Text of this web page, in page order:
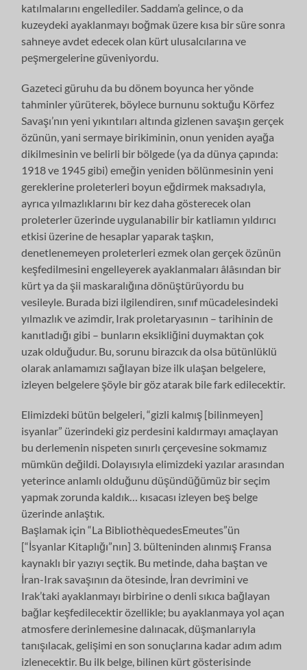
katılmalarını engellediler. Saddam’a gelince, o da
kuzeydeki ayaklanmayı boğmak üzere kısa bir süre sonra
sahneye avdet edecek olan kürt ulusalcılarına ve
peşmergelerine güveniyordu.
Gazeteci güruhu da bu dönem boyunca her yönde
tahminler yürüterek, böylece burnunu soktuğu Körfez
Savaşı’nın yeni yıkıntıları altında gizlenen savaşın gerçek
özünün, yani sermaye birikiminin, onun yeniden ayağa
dikilmesinin ve belirli bir bölgede (ya da dünya çapında:
1918 ve 1945 gibi) emeğin yeniden bölünmesinin yeni
gereklerine proleterleri boyun eğdirmek maksadıyla,
ayrıca yılmazlıklarını bir kez daha gösterecek olan
proleterler üzerinde uygulanabilir bir katliamın yıldırıcı
etkisi üzerine de hesaplar yaparak taşkın,
denetlenemeyen proleterleri ezmek olan gerçek özünün
keşfedilmesini engelleyerek ayaklanmaları âlâsından bir
kürt ya da şii maskaralığına dönüştürüyordu bu
vesileyle. Burada bizi ilgilendiren, sınıf mücadelesindeki
yılmazlık ve azimdir, Irak proletaryasının – tarihinin de
kanıtladığı gibi – bunların eksikliğini duymaktan çok
uzak olduğudur. Bu, sorunu birazcık da olsa bütünlüklü
olarak anlamamızı sağlayan bize ilk ulaşan belgelere,
izleyen belgelere şöyle bir göz atarak bile fark edilecektir.
Elimizdeki bütün belgeleri, “gizli kalmış [bilinmeyen]
isyanlar” üzerindeki giz perdesini kaldırmayı amaçlayan
bu derlemenin nispeten sınırlı çerçevesine sokmamız
mümkün değildi. Dolayısıyla elimizdeki yazılar arasından
yeterince anlamlı olduğunu düşündüğümüz bir seçim
yapmak zorunda kaldık… kısacası izleyen beş belge
üzerinde anlaştık.
Başlamak için “La BibliothèquedesEmeutes”ün
[“İsyanlar Kitaplığı”nın] 3. bülteninden alınmış Fransa
kaynaklı bir yazıyı seçtik. Bu metinde, daha baştan ve
İran-Irak savaşının da ötesinde, İran devrimini ve
Irak’taki ayaklanmayı birbirine o denli sıkıca bağlayan
bağlar keşfedilecektir özellikle; bu ayaklanmaya yol açan
atmosfere derinlemesine dalınacak, düşmanlarıyla
tanışılacak, gelişimi en son sonuçlarına kadar adım adım
izlenecektir. Bu ilk belge, bilinen kürt gösterisinde